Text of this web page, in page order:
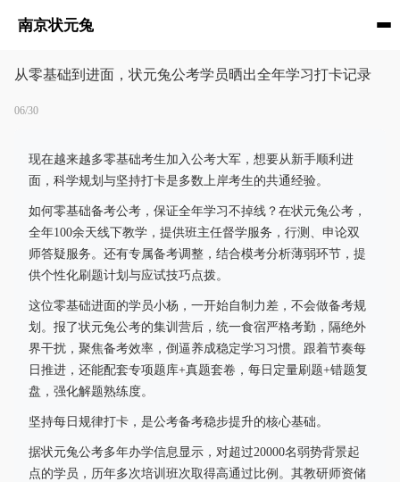
南京状元兔
从零基础到进面，状元兔公考学员晒出全年学习打卡记录
06/30
现在越来越多零基础考生加入公考大军，想要从新手顺利进
面，科学规划与坚持打卡是多数上岸考生的共通经验。
如何零基础备考公考，保证全年学习不掉线？在状元兔公考，
全年100余天线下教学，提供班主任督学服务，行测、申论双
师答疑服务。还有专属备考调整，结合模考分析薄弱环节，提
供个性化刷题计划与应试技巧点拨。
这位零基础进面的学员小杨，一开始自制力差，不会做备考规
划。报了状元兔公考的集训营后，统一食宿严格考勤，隔绝外
界干扰，聚焦备考效率，倒逼养成稳定学习习惯。跟着节奏每
日推进，还能配套专项题库+真题套卷，每日定量刷题+错题复
盘，强化解题熟练度。
坚持每日规律打卡，是公考备考稳步提升的核心基础。
据状元兔公考多年办学信息显示，对超过20000名弱势背景起
点的学员，历年多次培训班次取得高通过比例。其教研师资储